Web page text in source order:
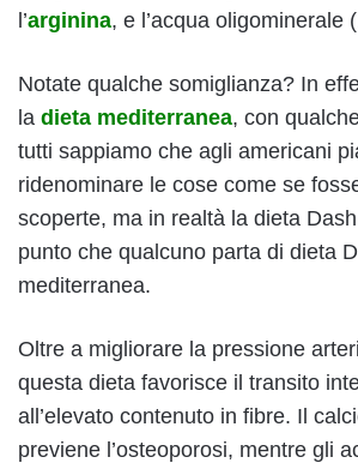
l’arginina, e l’acqua oligominerale
Notate qualche somiglianza? In
la dieta mediterranea, con
tutti sappiamo che agli americani
ridenominare le cose come se
scoperte, ma in realtà la dieta
punto che qualcuno parta di dieta
mediterranea.
Oltre a migliorare la pressione
questa dieta favorisce il transito
all’elevato contenuto in fibre. Il
previene l’osteoporosi, mentre gli